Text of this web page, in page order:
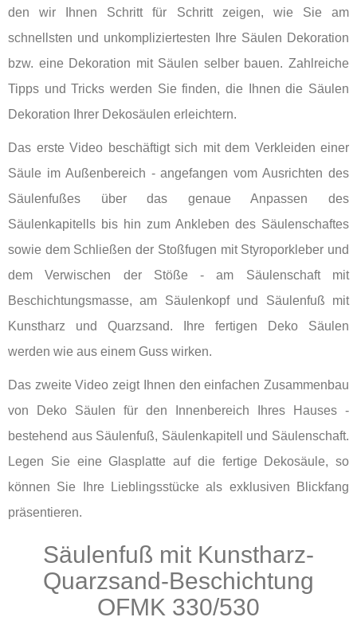
den wir Ihnen Schritt für Schritt zeigen, wie Sie am
schnellsten und unkompliziertesten Ihre Säulen Dekoration
bzw. eine Dekoration mit Säulen selber bauen. Zahlreiche
Tipps und Tricks werden Sie finden, die Ihnen die Säulen
Dekoration Ihrer Dekosäulen erleichtern.
Das erste Video beschäftigt sich mit dem Verkleiden einer
Säule im Außenbereich - angefangen vom Ausrichten des
Säulenfußes über das genaue Anpassen des
Säulenkapitells bis hin zum Ankleben des Säulenschaftes
sowie dem Schließen der Stoßfugen mit Styroporkleber und
dem Verwischen der Stöße - am Säulenschaft mit
Beschichtungsmasse, am Säulenkopf und Säulenfuß mit
Kunstharz und Quarzsand. Ihre fertigen Deko Säulen
werden wie aus einem Guss wirken.
Das zweite Video zeigt Ihnen den einfachen Zusammenbau
von Deko Säulen für den Innenbereich Ihres Hauses -
bestehend aus Säulenfuß, Säulenkapitell und Säulenschaft.
Legen Sie eine Glasplatte auf die fertige Dekosäule, so
können Sie Ihre Lieblingsstücke als exklusiven Blickfang
präsentieren.
Säulenfuß mit Kunstharz-
Quarzsand-Beschichtung
OFMK 330/530